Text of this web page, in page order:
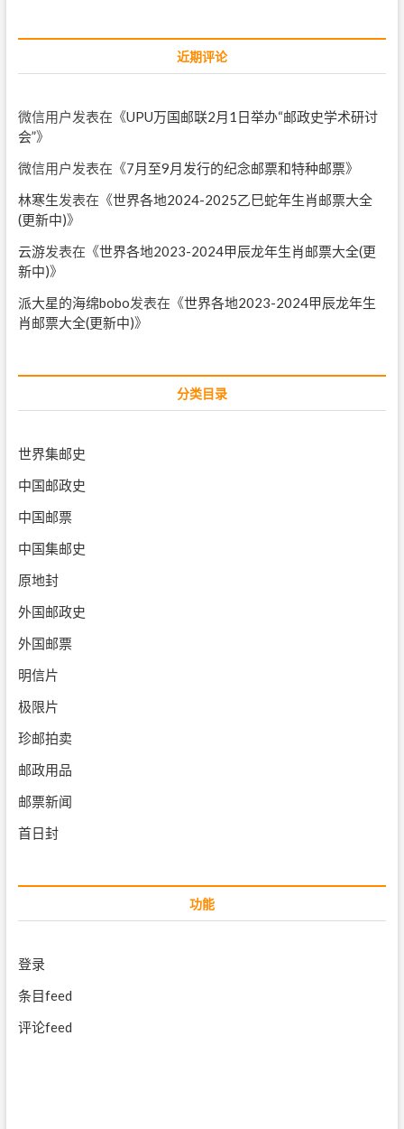
近期评论
微信用户发表在《UPU万国邮联2月1日举办“邮政史学术研讨
会”》
微信用户发表在《7月至9月发行的纪念邮票和特种邮票》
林寒生发表在《世界各地2024-2025乙巳蛇年生肖邮票大全
(更新中)》
云游发表在《世界各地2023-2024甲辰龙年生肖邮票大全(更
新中)》
派大星的海绵bobo发表在《世界各地2023-2024甲辰龙年生
肖邮票大全(更新中)》
分类目录
世界集邮史
中国邮政史
中国邮票
中国集邮史
原地封
外国邮政史
外国邮票
明信片
极限片
珍邮拍卖
邮政用品
邮票新闻
首日封
功能
登录
条目feed
评论feed